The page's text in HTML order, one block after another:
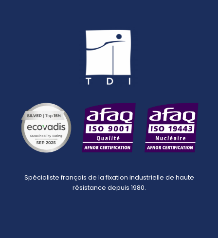
Spécialiste français de la fixation industrielle de haute
résistance depuis 1980.